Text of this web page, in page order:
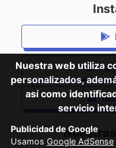
Nuestra web utiliza
personalizados,
así como
servicio
Publicidad de Google
Usamos Google AdSense